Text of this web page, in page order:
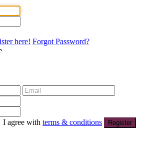
here! Forgot Password?
I agree with terms & conditions Register